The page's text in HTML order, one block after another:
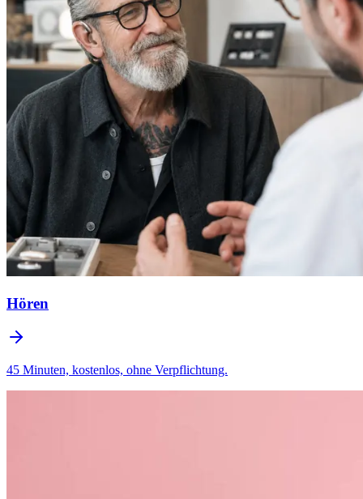
Hören
45 Minuten, kostenlos, ohne Verpflichtung.